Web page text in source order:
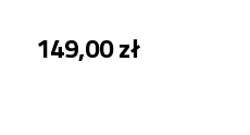
149,00 zł